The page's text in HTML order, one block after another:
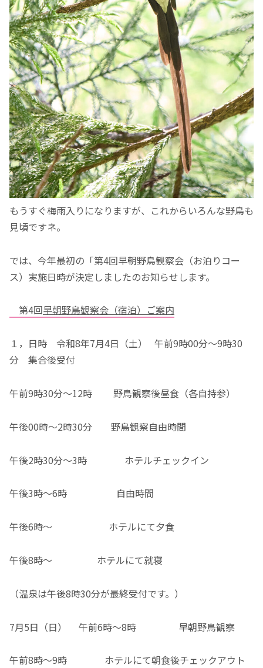
もうすぐ梅雨入りになりますが、これからいろんな野鳥も
見頃ですネ。
では、今年最初の「第4回早朝野鳥観察会（お泊りコー
ス）実施日時が決定しましたのお知らせします。
第4回早朝野鳥観察会（宿泊）ご案内
１，日時 令和8年7月4日（土） 午前9時00分～9時30
分 集合後受付
午前9時30分～12時 野鳥観察後昼食（各自持参）
午後00時～2時30分 野鳥観察自由時間
午後2時30分～3時 ホテルチェックイン
午後3時～6時 自由時間
午後6時～ ホテルにて夕食
午後8時～ ホテルにて就寝
（温泉は午後8時30分が最終受付です。）
7月5日（日） 午前6時～8時 早朝野鳥観察
午前8時～9時 ホテルにて朝食後チェックアウト